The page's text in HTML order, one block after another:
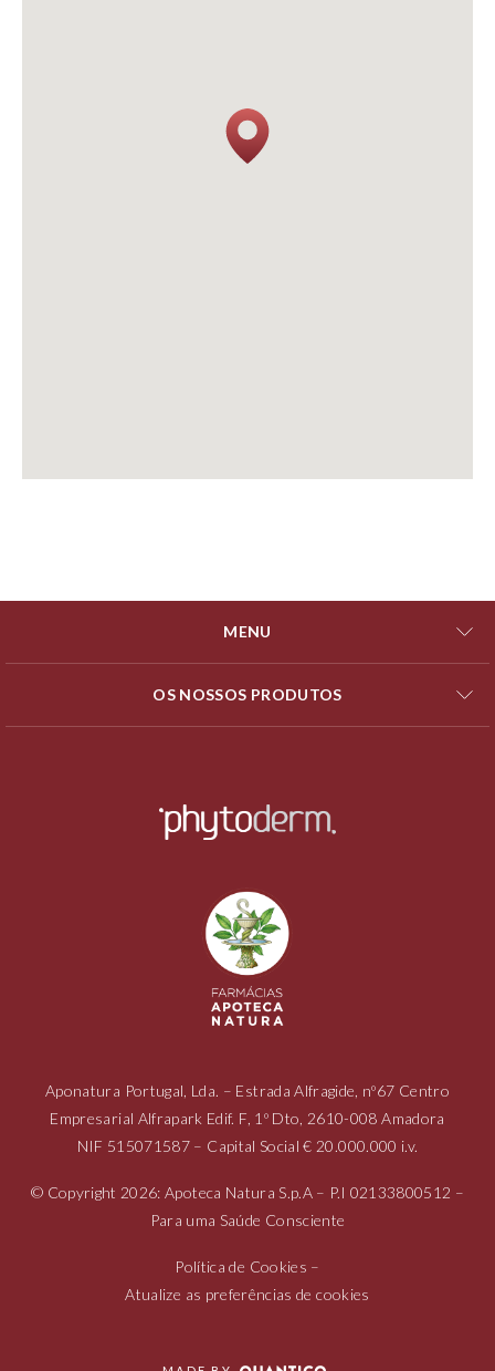
MENU
OS NOSSOS PRODUTOS
Aponatura Portugal, Lda. – Estrada Alfragide, nº67 Centro
Empresarial Alfrapark Edif. F, 1º Dto, 2610-008 Amadora
NIF 515071587 – Capital Social € 20.000.000 i.v.
© Copyright 2026: Apoteca Natura S.p.A – P.I 02133800512 –
Para uma Saúde Consciente
Política de Cookies –
Atualize as preferências de cookies